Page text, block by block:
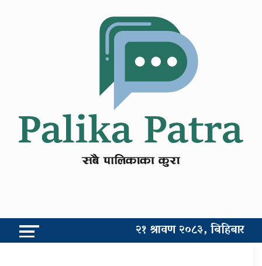
२१ श्रावण २०८३, बिहिबार